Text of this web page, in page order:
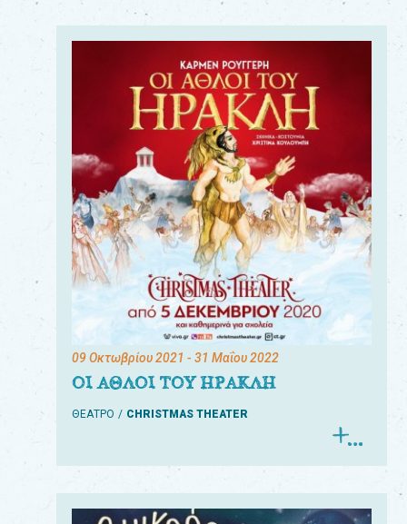
09 Οκτωβρίου 2021 - 31 Μαΐου 2022
ΟΙ ΑΘΛΟΙ ΤΟΥ ΗΡΑΚΛΗ
ΘΕΑΤΡΟ CHRISTMAS THEATER